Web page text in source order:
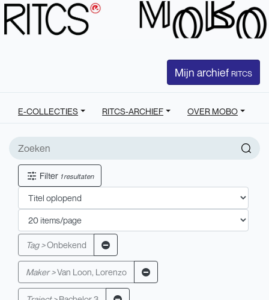
Mijn archief RITCS
E-COLLECTIES RITCS-ARCHIEF OVER MOBO
Filter 1 resultaten
Tag >Onbekend
Maker >Van Loon, Lorenzo